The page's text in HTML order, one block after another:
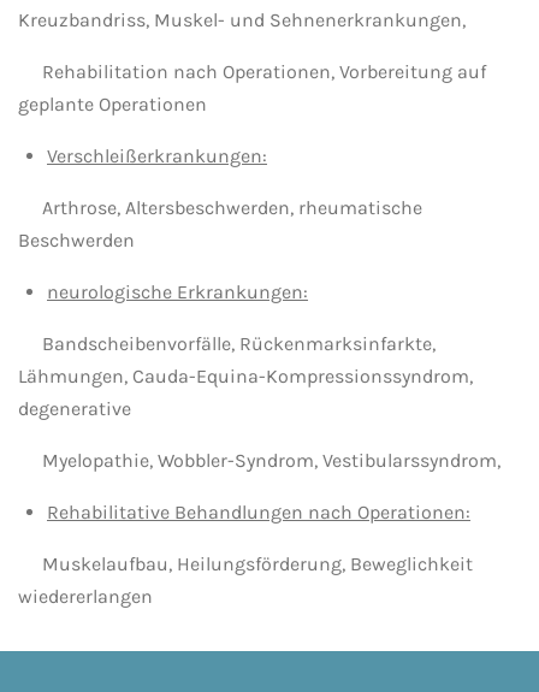
Kreuzbandriss, Muskel- und Sehnenerkrankungen,
Rehabilitation nach Operationen, Vorbereitung auf
geplante Operationen
Verschleißerkrankungen:
Arthrose, Altersbeschwerden, rheumatische
Beschwerden
neurologische Erkrankungen:
Bandscheibenvorfälle, Rückenmarksinfarkte,
Lähmungen, Cauda-Equina-Kompressionssyndrom,
degenerative
Myelopathie, Wobbler-Syndrom, Vestibularssyndrom,
Rehabilitative Behandlungen nach Operationen:
Muskelaufbau, Heilungsförderung, Beweglichkeit
wiedererlangen